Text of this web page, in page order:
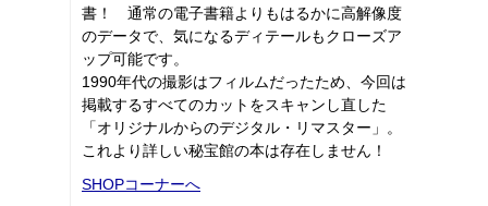
書！ 通常の電子書籍よりもはるかに高解像度
のデータで、気になるディテールもクローズア
ップ可能です。
1990年代の撮影はフィルムだったため、今回は
掲載するすべてのカットをスキャンし直した
「オリジナルからのデジタル・リマスター」。
これより詳しい秘宝館の本は存在しません！
SHOPコーナーへ